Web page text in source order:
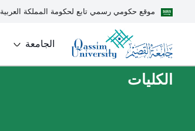
موقع حكومي رسمي تابع لحكومة المملكة
الجامعة
الكليات